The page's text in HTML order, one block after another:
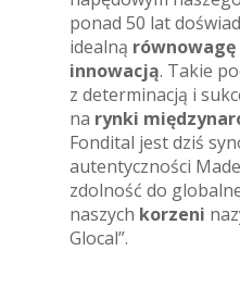
ponad 50 lat
idealną równowagę
innowacją. Takie
z determinacją i
na rynki
Fondital jest dziś
autentyczności
zdolność do
naszych korzeni
Glocal”.